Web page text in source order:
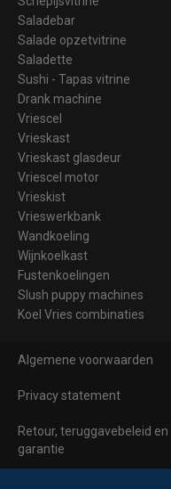
Saladebar
Salade opzetvitrine
Saladette
Sushi - Tapas vitrine
Drank machine
Vriescel
Vrieskast
Vrieskast glasdeur
Vriescel motor
Vrieskist
Vrieswerkbank
Wandkoeling
Wijnkoelkast
Fustenkoelingen
Slush puppy machines
Koel Vries combinaties
Algemene voorwaarden
Privacy statement
Retour, teruggavebeleid en
garantie